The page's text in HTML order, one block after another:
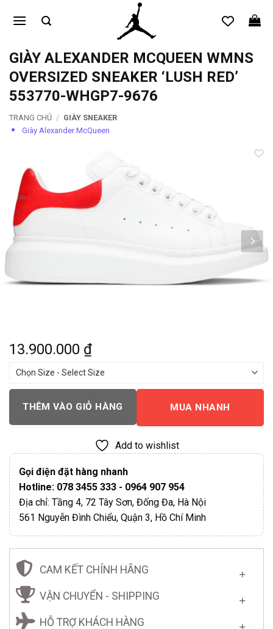
qua
dungGIÀY ALEXANDER MCQUEEN WMNS
OVERSIZED SNEAKER ‘LUSH RED’
553770-WHGP7-9676
TRANG CHỦ / GIÀY SNEAKER
Giày Alexander McQueen
13.900.000 ₫
THÊM VÀO GIỎ HÀNG MUA NHANH
Add to wishlist
Gọi điện đặt hàng nhanh
Hotline: 078 3455 333 - 0964 907 954
Địa chỉ: Tầng 4, 72 Tây Sơn, Đống Đa, Hà Nội
561 Nguyễn Đình Chiểu, Quận 3, Hồ Chí Minh
CAM KẾT CHÍNH HÃNG
VẬN CHUYỂN - SHIPPING
HỖ TRỢ KHÁCH HÀNG